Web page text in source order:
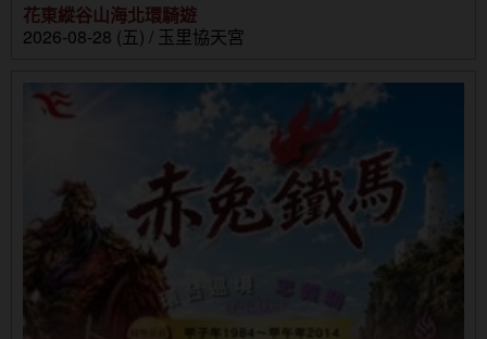
花東縱谷山海北環騎遊
2026-08-28 (五) / 玉里協天宮